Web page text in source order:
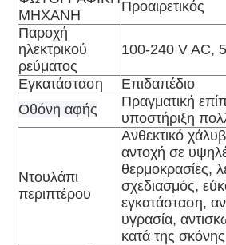
ΜΗΧΑΝΗ
Προαιρετικός
Παροχή
ηλεκτρικού
ρεύματος
100-240 V AC,
Εγκατάσταση
Επιδαπέδιο
Οθόνη αφής
Πραγματική
υποστήριξη
Ντουλάπι
περιπτέρου
Ανθεκτικό
αντοχή σε
θερμοκρασίες,
σχεδιασμός,
εγκατάσταση,
υγρασία,
κατά της